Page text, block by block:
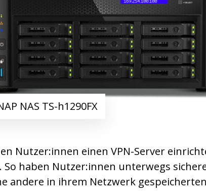
NAS TS-h1290FX
Nutzer:innen einen VPN-Server
So haben Nutzer:innen unterwegs
andere in ihrem Netzwerk